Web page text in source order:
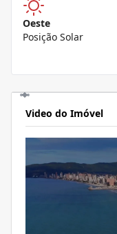
Oeste
Posição Solar
Video do Imóvel